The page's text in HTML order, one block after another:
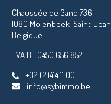
Chaussée de Gand 736
1080 Molenbeek-Saint-Jean
Belgique
TVA BE 0450.656.852
+32 (2)414 11 00
info@sybimmo.be